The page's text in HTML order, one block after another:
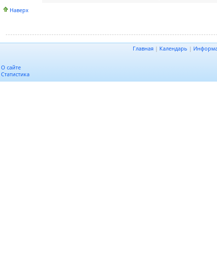
Наверх
Главная | Календарь |
О сайте
Статистика